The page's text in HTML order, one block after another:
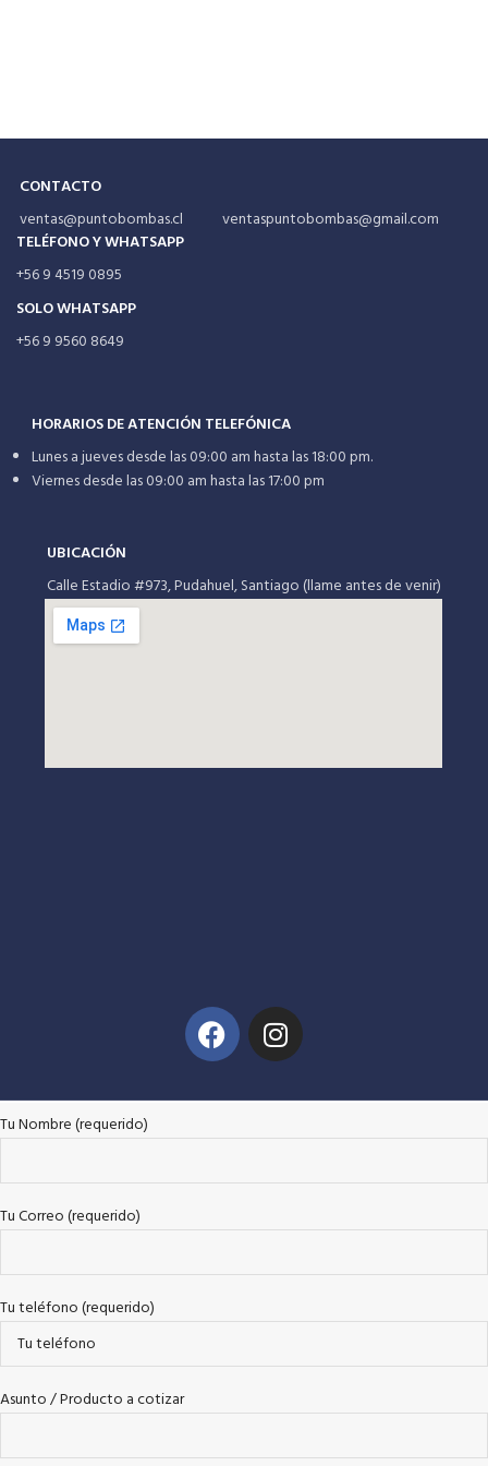
CONTACTO
ventas@puntobombas.cl ventaspuntobombas@gmail.com
TELÉFONO Y WHATSAPP
+56 9 4519 0895
SOLO WHATSAPP
+56 9 9560 8649
HORARIOS DE ATENCIÓN TELEFÓNICA
Lunes a jueves desde las 09:00 am hasta las 18:00 pm.
Viernes desde las 09:00 am hasta las 17:00 pm
UBICACIÓN
Calle Estadio #973, Pudahuel, Santiago (llame antes de venir)
Tu Nombre (requerido)
Tu Correo (requerido)
Tu teléfono (requerido)
Asunto / Producto a cotizar